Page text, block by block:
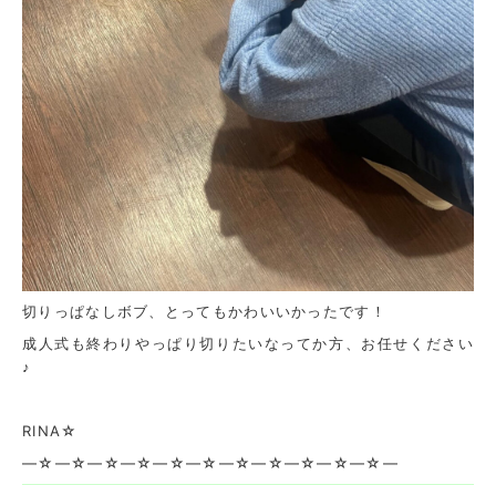
切りっぱなしボブ、とってもかわいいかったです！
成人式も終わりやっぱり切りたいなってか方、お任せください
♪
RINA☆
—☆—☆—☆—☆—☆—☆—☆—☆—☆—☆—☆—